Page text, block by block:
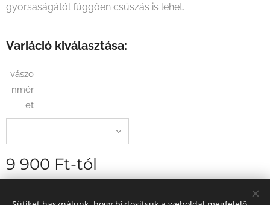
gyorsaságától függően csúszás is lehet.
Variáció kiválasztása:
vászo
nmér
et
9 900 Ft-tól